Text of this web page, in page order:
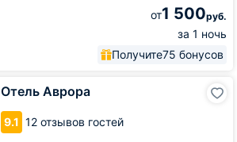
от1 500руб.
за 1 ночь
Получите75 бонусов
Отель Аврора
9.1 12 отзывов гостей